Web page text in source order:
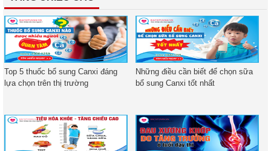
Top 5 thuốc bổ sung Canxi đáng
lựa chọn trên thị trường
Những điều cần biết để chọn sữa
bổ sung Canxi tốt nhất